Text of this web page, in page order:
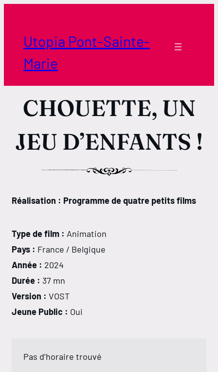
contenuUtopia Pont-Sainte-
Marie
CHOUETTE, UN
JEU D’ENFANTS !
Réalisation : Programme de quatre petits films
Type de film : Animation
Pays : France / Belgique
Année : 2024
Durée : 37 mn
Version : VOST
Jeune Public : Oui
Pas d’horaire trouvé